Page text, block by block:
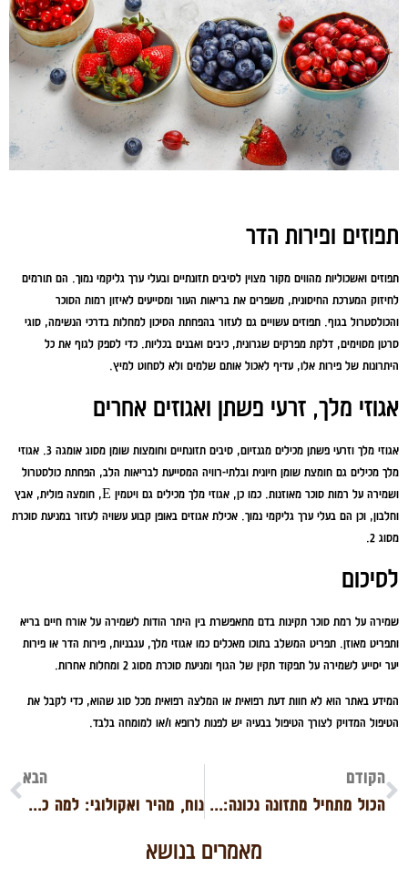
תפוזים ופירות הדר
תפוזים ואשכוליות מהווים מקור מצוין לסיבים תזונתיים ובעלי ערך גליקמי נמוך. הם תורמים
לחיזוק המערכת החיסונית, משפרים את בריאות העור ומסייעים לאיזון רמות הסוכר
והכולסטרול בגוף. תפוזים עשויים גם לעזור בהפחתת הסיכון למחלות בדרכי הנשימה, סוגי
סרטן מסוימים, דלקת מפרקים שגרונית, כיבים ואבנים בכליות. כדי לספק לגוף את כל
היתרונות של פירות אלו, עדיף לאכול אותם שלמים ולא לסחוט למיץ.
אגוזי מלך, זרעי פשתן ואגוזים אחרים
אגוזי מלך וזרעי פשתן מכילים מגנזיום, סיבים תזונתיים וחומצות שומן מסוג אומגה 3. אגוזי
מלך מכילים גם חומצת שומן חיונית ובלתי-רוויה המסייעת לבריאות הלב, הפחתת כולסטרול
ושמירה על רמות סוכר מאוזנות. כמו כן, אגוזי מלך מכילים גם ויטמין E, חומצה פולית, אבץ
וחלבון, וכן הם בעלי ערך גליקמי נמוך. אכילת אגוזים באופן קבוע עשויה לעזור במניעת סוכרת
מסוג 2.
לסיכום
שמירה על רמת סוכר תקינות בדם מתאפשרת בין היתר הודות לשמירה על אורח חיים בריא
ותפריט מאוזן. תפריט המשלב בתוכו מאכלים כמו אגוזי מלך, עגבניות, פירות הדר או פירות
יער יסייע לשמירה על תפקוד תקין של הגוף ומניעת סוכרת מסוג 2 ומחלות אחרות.
המידע באתר הוא לא חוות דעת רפואית או המלצה רפואית מכל סוג שהוא, כדי לקבל את
הטיפול המדויק לצורך הטיפול בבעיה יש לפנות לרופא ו/או למומחה בלבד.
הקודם
הכול מתחיל מתזונה נכונה: האם קיים קשר בין התבגרות מינית מוקדמת לבין השמנה?
הבא
נוח, מהיר ואקולוגי: למה כדאי לעסקי קייטרינג לעבור לחשבונית ירוקה?
מאמרים בנושא